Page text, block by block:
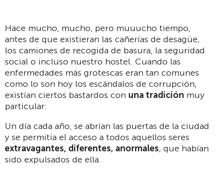
Hace mucho, mucho, pero muuucho tiempo,
antes de que existieran las cañerías de desagüe,
los camiones de recogida de basura, la seguridad
social o incluso nuestro hostel. Cuando las
enfermedades más grotescas eran tan comunes
como lo son hoy los escándalos de corrupción,
existían ciertos bastardos con una tradición muy
particular:
Un día cada año, se abrían las puertas de la ciudad
y se permitía el acceso a todos aquellos seres
extravagantes, diferentes, anormales, que habían
sido expulsados de ella.